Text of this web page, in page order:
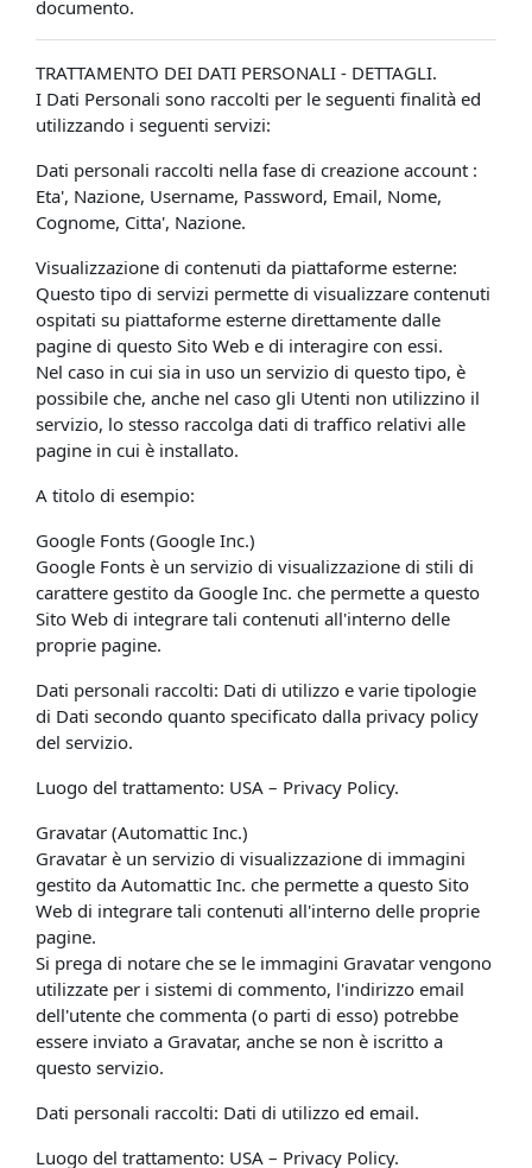
documento.
TRATTAMENTO DEI DATI PERSONALI - DETTAGLI.
I Dati Personali sono raccolti per le seguenti finalità ed
utilizzando i seguenti servizi:
Dati personali raccolti nella fase di creazione account :
Eta', Nazione, Username, Password, Email, Nome,
Cognome, Citta', Nazione.
Visualizzazione di contenuti da piattaforme esterne:
Questo tipo di servizi permette di visualizzare contenuti
ospitati su piattaforme esterne direttamente dalle
pagine di questo Sito Web e di interagire con essi.
Nel caso in cui sia in uso un servizio di questo tipo, è
possibile che, anche nel caso gli Utenti non utilizzino il
servizio, lo stesso raccolga dati di traffico relativi alle
pagine in cui è installato.
A titolo di esempio:
Google Fonts (Google Inc.)
Google Fonts è un servizio di visualizzazione di stili di
carattere gestito da Google Inc. che permette a questo
Sito Web di integrare tali contenuti all'interno delle
proprie pagine.
Dati personali raccolti: Dati di utilizzo e varie tipologie
di Dati secondo quanto specificato dalla privacy policy
del servizio.
Luogo del trattamento: USA – Privacy Policy.
Gravatar (Automattic Inc.)
Gravatar è un servizio di visualizzazione di immagini
gestito da Automattic Inc. che permette a questo Sito
Web di integrare tali contenuti all'interno delle proprie
pagine.
Si prega di notare che se le immagini Gravatar vengono
utilizzate per i sistemi di commento, l'indirizzo email
dell'utente che commenta (o parti di esso) potrebbe
essere inviato a Gravatar, anche se non è iscritto a
questo servizio.
Dati personali raccolti: Dati di utilizzo ed email.
Luogo del trattamento: USA – Privacy Policy.